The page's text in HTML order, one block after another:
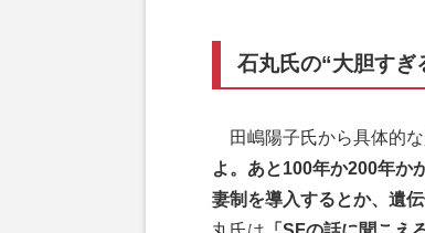
石丸氏の“大胆すぎ
田嶋陽子氏から具体的
よ。あと100年か200年か
妻制を導入するとか、遺